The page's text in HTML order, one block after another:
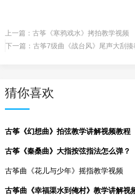
上一篇： 古筝《寒鸦戏水》拷拍教学视频
下一篇： 古筝7级曲《战台风》尾声大刮揍
猜你喜欢
古筝《幻想曲》拍弦教学讲解视频教程
古筝《秦桑曲》大指按弦指法怎么弹？
古筝曲《花儿与少年》摇指教学视频
古筝曲《幸福渠水到俺村》教学讲解视